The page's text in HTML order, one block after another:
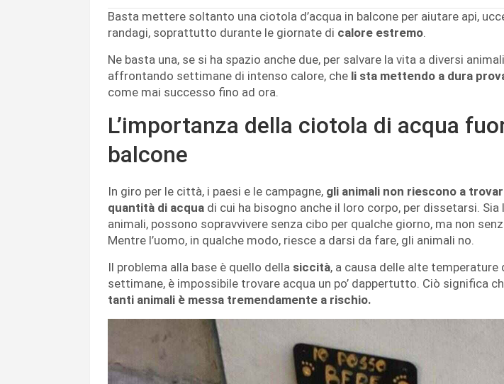
Basta mettere soltanto una ciotola d’acqua in balcone per aiutare api,
randagi, soprattutto durante le giornate di calore estremo.
Ne basta una, se si ha spazio anche due, per salvare la vita a diversi
affrontando settimane di intenso calore, che li sta mettendo a dura
come mai successo fino ad ora.
L’importanza della ciotola di acqua
balcone
In giro per le città, i paesi e le campagne, gli animali non riescono a
quantità di acqua di cui ha bisogno anche il loro corpo, per dissetarsi. Sia
animali, possono sopravvivere senza cibo per qualche giorno, ma non
Mentre l’uomo, in qualche modo, riesce a darsi da fare, gli animali no.
Il problema alla base è quello della siccità, a causa delle alte temperature
settimane, è impossibile trovare acqua un po’ dappertutto. Ciò significa
tanti animali è messa tremendamente a rischio.